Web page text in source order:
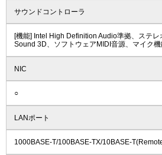
サウンドコントローラ
[機能] Intel High Definition Audio準拠、ステ
Sound 3D、ソフトウェアMIDI音源、マイク機
NIC
○
LANポート
1000BASE-T/100BASE-TX/10BASE-